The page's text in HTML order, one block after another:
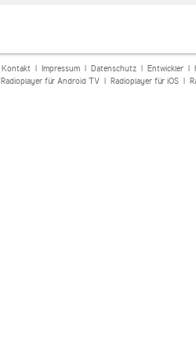
Kontakt| Impressum| Datenschutz| Entwickler|
Radioplayer für Android TV| Radioplayer für iOS|